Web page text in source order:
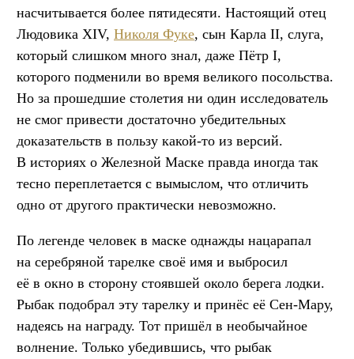
насчитывается более пятидесяти. Настоящий отец
Людовика XIV, Николя Фуке, сын Карла II, слуга,
который слишком много знал, даже Пётр I,
которого подменили во время великого посольства.
Но за прошедшие столетия ни один исследователь
не смог привести достаточно убедительных
доказательств в пользу какой-то из версий.
В историях о Железной Маске правда иногда так
тесно переплетается с вымыслом, что отличить
одно от другого практически невозможно.
По легенде человек в маске однажды нацарапал
на серебряной тарелке своё имя и выбросил
её в окно в сторону стоявшей около берега лодки.
Рыбак подобрал эту тарелку и принёс её Сен-Мару,
надеясь на награду. Тот пришёл в необычайное
волнение. Только убедившись, что рыбак